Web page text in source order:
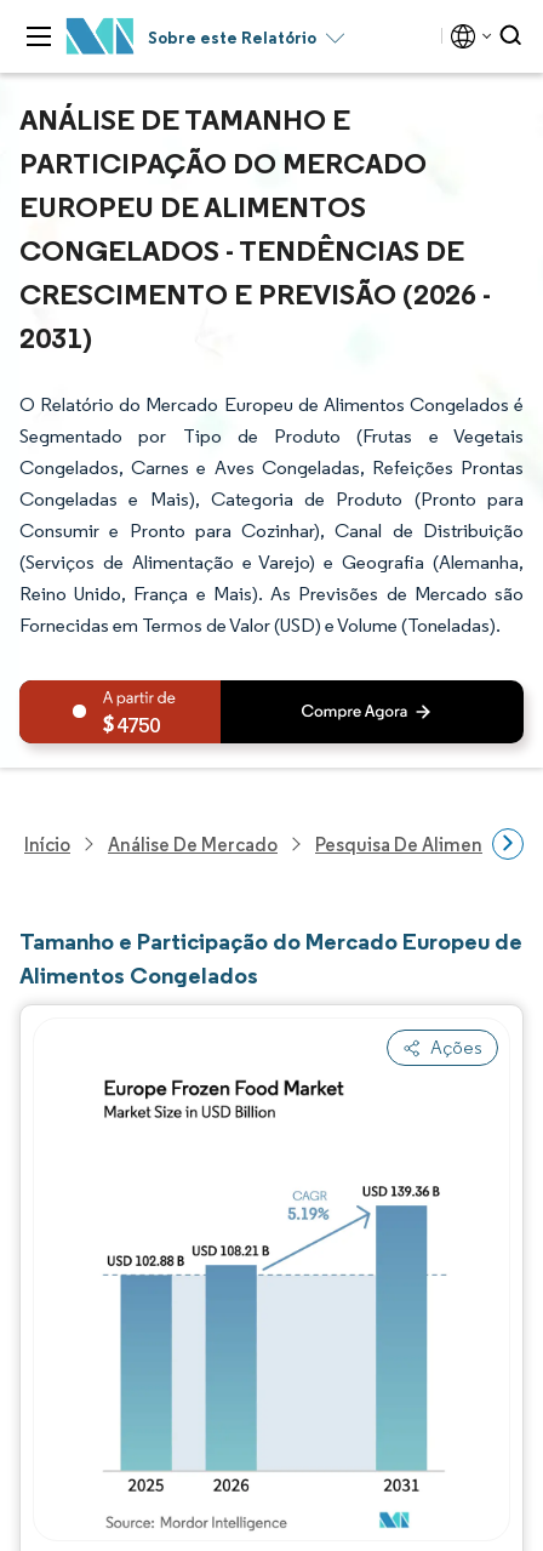
Sobre este Relatório
ANÁLISE DE TAMANHO E
PARTICIPAÇÃO DO MERCADO
EUROPEU DE ALIMENTOS
CONGELADOS - TENDÊNCIAS DE
CRESCIMENTO E PREVISÃO (2026 -
2031)
O Relatório do Mercado Europeu de Alimentos Congelados é
Segmentado por Tipo de Produto (Frutas e Vegetais
Congelados, Carnes e Aves Congeladas, Refeições Prontas
Congeladas e Mais), Categoria de Produto (Pronto para
Consumir e Pronto para Cozinhar), Canal de Distribuição
(Serviços de Alimentação e Varejo) e Geografia (Alemanha,
Reino Unido, França e Mais). As Previsões de Mercado são
Fornecidas em Termos de Valor (USD) e Volume (Toneladas).
4750
Início Análise De Mercado Pesquisa De Alimentos E
Tamanho e Participação do Mercado Europeu de
Alimentos Congelados
Ações